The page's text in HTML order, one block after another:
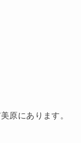
原にあります。